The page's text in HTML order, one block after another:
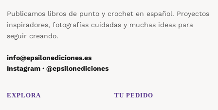
Publicamos libros de punto y crochet en español. Proyectos
inspiradores, fotografías cuidadas y muchas ideas para
seguir creando.
info@epsilonediciones.es
Instagram · @epsilonediciones
EXPLORA TU PEDIDO